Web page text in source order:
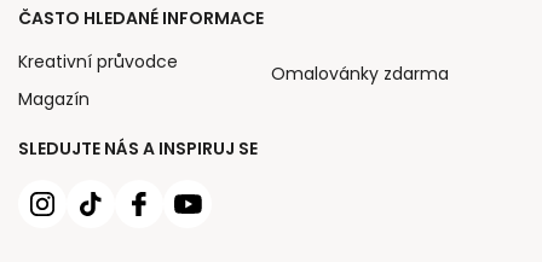
SLEDUJTE NÁS A INSPIRUJ SE
ČASTO HLEDANÉ INFORMACE
Kreativní průvodce
Magazín
Omalovánky zdarma